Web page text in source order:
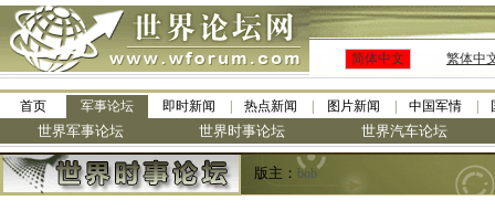
简体中文 繁体中
首页 军事论坛 即时新闻 热点新闻 图片新闻 中国军情
世界军事论坛 世界时事论坛 世界汽车论坛
版主： bob